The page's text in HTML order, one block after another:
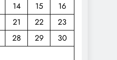
14 15
16
21 22
23
28 29
30